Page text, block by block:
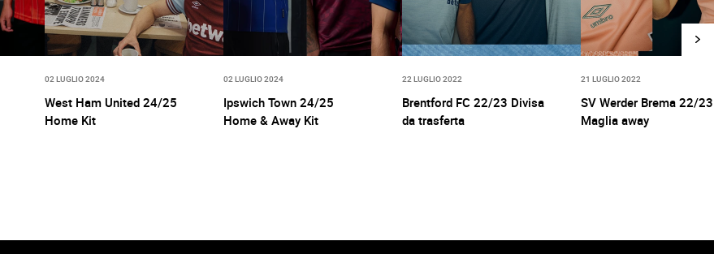
02 LUGLIO 2024
West Ham United 24/25
Home Kit
02 LUGLIO 2024
Ipswich Town 24/25
Home & Away Kit
22 LUGLIO 2022
Brentford FC 22/23 Divisa
da trasferta
21 LUGLIO 2022
SV Werder Brema 22/23
Maglia away